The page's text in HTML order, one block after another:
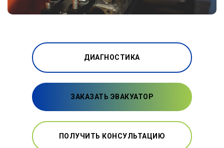
ДИАГНОСТИКА
ЗАКАЗАТЬ ЭВАКУАТОР
ПОЛУЧИТЬ КОНСУЛЬТАЦИЮ